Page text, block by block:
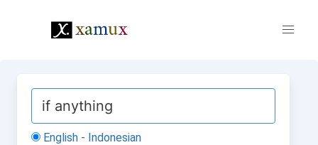
English - Indonesian